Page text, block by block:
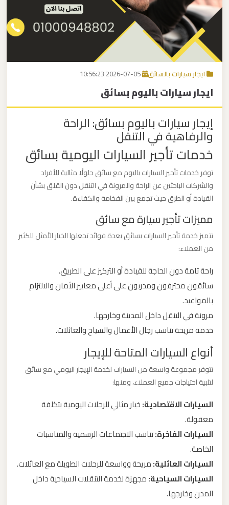
اتصل بنا
EN
ايجار سيارات بالسائق
ايجار سيارات باليوم بسائق
إيجار سيارات باليوم بسائق: الراحة
والرفاهية في التنقل
خدمات تأجير السيارات اليومية بسائق
توفر خدمات تأجير السيارات باليوم مع سائق حلولًا مثالية للأفراد
والشركات الباحثين عن الراحة والمرونة في التنقل دون القلق بشأن
القيادة أو الطرق حيث تجمع بين الفخامة والكفاءة.
مميزات تأجير سيارة مع سائق
تتميز خدمة تأجير السيارات بسائق بعدة فوائد تجعلها الخيار الأمثل للكثير
من العملاء:
راحة تامة دون الحاجة للقيادة أو التركيز على الطريق.
سائقون محترفون ومدربون على أعلى معايير الأمان والالتزام
بالمواعيد.
مرونة في التنقل داخل المدينة وخارجها.
خدمة مريحة تناسب رجال الأعمال والسياح والعائلات.
أنواع السيارات المتاحة للإيجار
تتوفر مجموعة واسعة من السيارات لخدمة الإيجار اليومي مع سائق
لتلبية احتياجات جميع العملاء، ومنها:
السيارات الاقتصادية:خيار مثالي للرحلات اليومية بتكلفة
معقولة.
السيارات الفاخرة:تناسب الاجتماعات الرسمية والمناسبات
الخاصة.
السيارات العائلية:مريحة وواسعة للرحلات الطويلة مع العائلات.
السيارات السياحية:مجهزة لخدمة التنقلات السياحية داخل
المدن وخارجها.
برج
العرب
القاهرة
مكاتب
ليموزين
الاسكندرية
القاهرة
ليموزين
ليموزين
ليموزين
مطار
العرب
الساحل
الشمالي
ليموزين
مطار
العرب
القاهرة
ليموزين